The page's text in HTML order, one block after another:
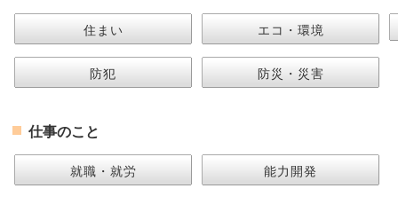
住まい エコ・環境
防犯 防災・災害
仕事のこと
就職・就労 能力開発